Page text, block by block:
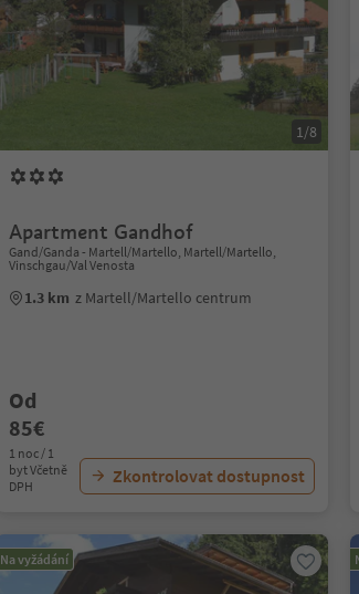
1/8
Apartment Gandhof
Gand/Ganda - Martell/Martello, Martell/Martello,
Vinschgau/Val Venosta
1.3 km z Martell/Martello centrum
Od
85€
1 noc / 1
byt Včetně
DPH
Zkontrolovat dostupnost
Na vyžádání